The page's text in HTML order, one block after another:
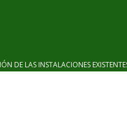
DE LAS INSTALACIONES